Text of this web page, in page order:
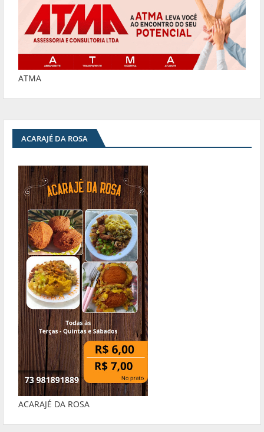
ATMA
ACARAJÉ DA ROSA
ACARAJÉ DA ROSA